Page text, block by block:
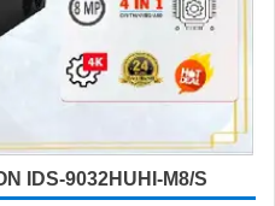
IDS-9032HUHI-M8/S